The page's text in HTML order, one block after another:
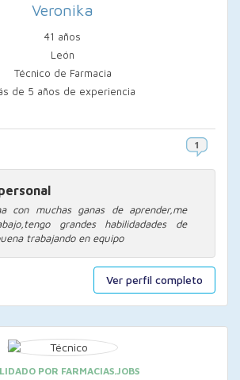
Ver perfil completo
Veronika
41 años
León
Técnico de Farmacia
de 5 años de experiencia
con muchas ganas de aprender,me
grandes habilidadades de
trabajando en equipo
POR FARMACIAS.JOBS